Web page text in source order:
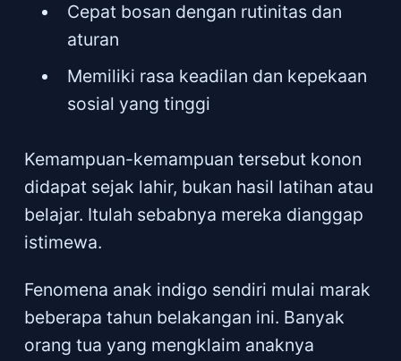
Cepat bosan dengan rutinitas dan
aturan
Memiliki rasa keadilan dan kepekaan
sosial yang tinggi
Kemampuan-kemampuan tersebut konon
didapat sejak lahir, bukan hasil latihan atau
belajar. Itulah sebabnya mereka dianggap
istimewa.
Fenomena anak indigo sendiri mulai marak
beberapa tahun belakangan ini. Banyak
orang tua yang mengklaim anaknya